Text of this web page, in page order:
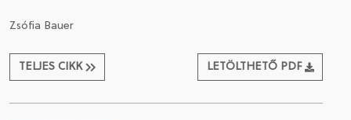
Zsófia Bauer
TELJES CIKK LETÖLTHETŐ PDF